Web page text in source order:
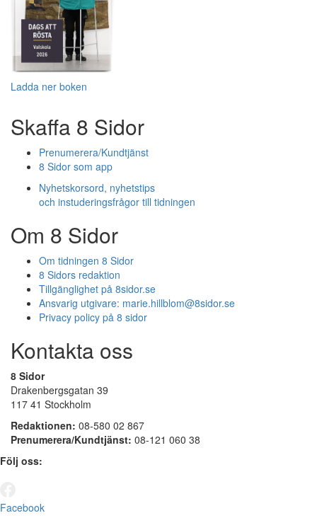
Ladda ner boken
Skaffa 8 Sidor
Prenumerera/Kundtjänst
8 Sidor som app
Nyhetskorsord, nyhetstips
och instuderingsfrågor till tidningen
Om 8 Sidor
Om tidningen 8 Sidor
8 Sidors redaktion
Tillgänglighet på 8sidor.se
Ansvarig utgivare: marie.hillblom@8sidor.se
Privacy policy på 8 sidor
Kontakta oss
8 Sidor
Drakenbergsgatan 39
117 41 Stockholm
Redaktionen: 08-580 02 867
Prenumerera/Kundtjänst: 08-121 060 38
Följ oss:
Facebook